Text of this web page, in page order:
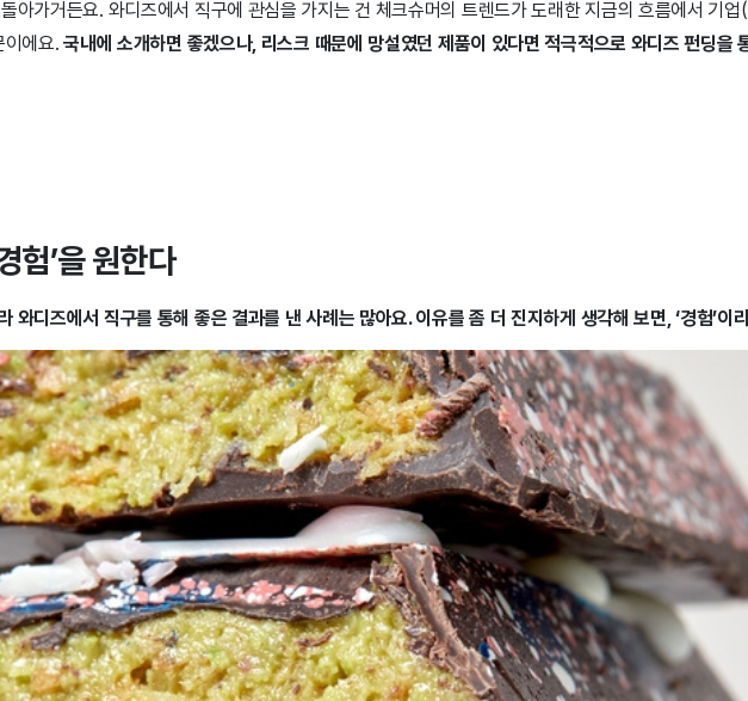
아가거든요. 와디즈에서 직구에 관심을 가지는 건 체크슈머의 트렌드가 도래한 지금의 흐름에서 기
이에요.국내에 소개하면 좋겠으나, 리스크 때문에 망설였던 제품이 있다면 적극적으로 와디즈 펀딩을
험’을 원한다
와디즈에서 직구를 통해 좋은 결과를 낸 사례는 많아요. 이유를 좀 더 진지하게 생각해 보면, ‘경험’이